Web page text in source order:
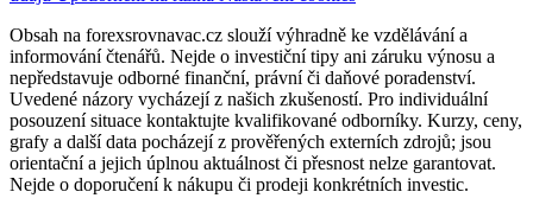
Obsah na forexsrovnavac.cz slouží výhradně ke vzdělávání a
informování čtenářů. Nejde o investiční tipy ani záruku výnosu a
nepředstavuje odborné finanční, právní či daňové poradenství.
Uvedené názory vycházejí z našich zkušeností. Pro individuální
posouzení situace kontaktujte kvalifikované odborníky. Kurzy, ceny,
grafy a další data pocházejí z prověřených externích zdrojů; jsou
orientační a jejich úplnou aktuálnost či přesnost nelze garantovat.
Nejde o doporučení k nákupu či prodeji konkrétních investic.